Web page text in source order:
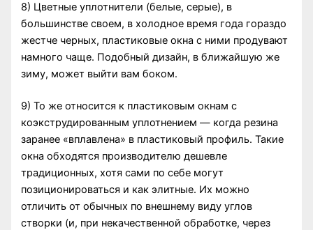
8) Цветные уплотнители (белые, серые), в
большинстве своем, в холодное время года гораздо
жестче черных, пластиковые окна с ними продувают
намного чаще. Подобный дизайн, в ближайшую же
зиму, может выйти вам боком.
9) То же относится к пластиковым окнам с
коэкструдированным уплотнением — когда резина
заранее «вплавлена» в пластиковый профиль. Такие
окна обходятся производителю дешевле
традиционных, хотя сами по себе могут
позиционироваться и как элитные. Их можно
отличить от обычных по внешнему виду углов
створки (и, при некачественной обработке, через